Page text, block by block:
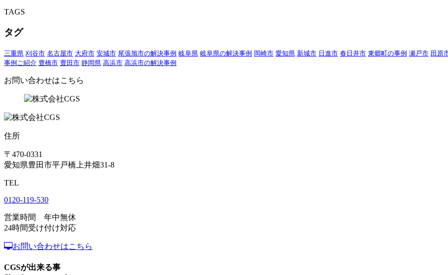
TAGS
タグ
三重県 刈谷市 名古屋市 大府市 安城市 尾張旭市の解決事例 岐阜県 岐阜県の解決事例 岡崎市 愛知県 新城市 日進市 春日井市 東郷町の事例 瀬戸市 田原
事例ご紹介 豊橋市 豊田市 静岡県 高浜市 高浜市の解決事例
お問い合わせはこちら
住所
〒470-0331
愛知県豊田市平戸橋上井畑31-8
TEL
0120-119-530
営業時間 年中無休
24時間受け付け対応
お問い合わせはこちら
CGSが出来る事